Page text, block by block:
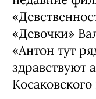
«Девочки»
«Антон тут
здравствуют